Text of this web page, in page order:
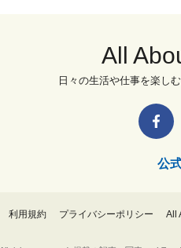
All
日々の生活や仕事を楽し
公
利用規約 プライバシーポリシー All